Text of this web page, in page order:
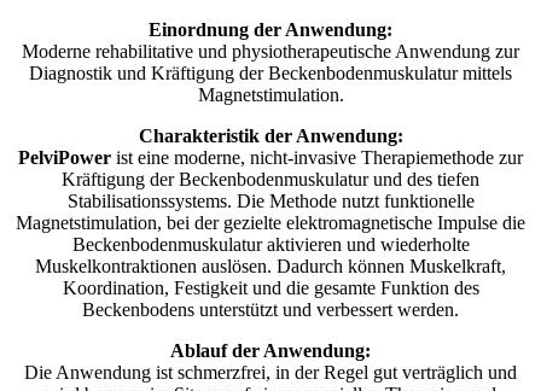
Einordnung der Anwendung:
Moderne rehabilitative und physiotherapeutische Anwendung zur
Diagnostik und Kräftigung der Beckenbodenmuskulatur mittels
Magnetstimulation.
Charakteristik der Anwendung:
PelviPower ist eine moderne, nicht-invasive Therapiemethode zur
Kräftigung der Beckenbodenmuskulatur und des tiefen
Stabilisationssystems. Die Methode nutzt funktionelle
Magnetstimulation, bei der gezielte elektromagnetische Impulse die
Beckenbodenmuskulatur aktivieren und wiederholte
Muskelkontraktionen auslösen. Dadurch können Muskelkraft,
Koordination, Festigkeit und die gesamte Funktion des
Beckenbodens unterstützt und verbessert werden.
Ablauf der Anwendung:
Die Anwendung ist schmerzfrei, in der Regel gut verträglich und